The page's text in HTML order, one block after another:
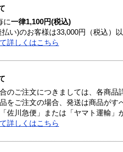
に一律1,100円(税込)
い)のお客様は33,000円（税込）
詳しくはこちら
のご注文につきましては、各商品
をご注文の場合、発送は商品がす
佐川急便」または「ヤマト運輸」
詳しくはこちら